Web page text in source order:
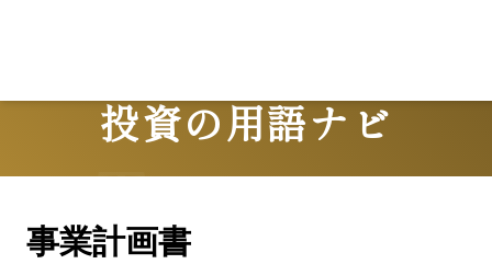
投資の用語ナビ
Terms
事業計画書